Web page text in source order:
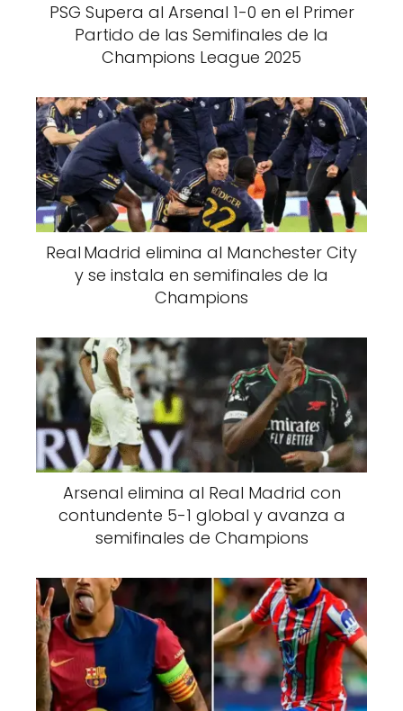
PSG Supera al Arsenal 1-0 en el Primer
Partido de las Semifinales de la
Champions League 2025
Real Madrid elimina al Manchester City
y se instala en semifinales de la
Champions
Arsenal elimina al Real Madrid con
contundente 5-1 global y avanza a
semifinales de Champions